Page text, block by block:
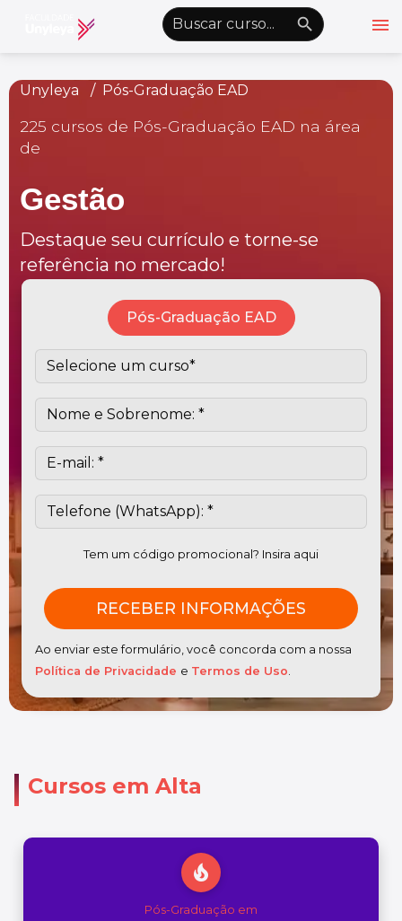
menu
Graduação EAD
Atualização Profissional
Conheça a Unyleyakeyboard_arrow_down
Alianças Acadêmicas
keyboard_arrow_down
UnyVantagens
personÁrea do Aluno schoolQuero ser Aluno
Unyleya Pós-Graduação EAD
225 cursos de Pós-Graduação EAD na área
de
Gestão
Destaque seu currículo e torne-se
referência no mercado!
Pós-Graduação EAD
Tem um código promocional? Insira aqui
Ao enviar este formulário, você concorda com a nossa
Política de Privacidade e Termos de Uso.
Cursos em Alta
local_fire_department
Pós-Graduação em